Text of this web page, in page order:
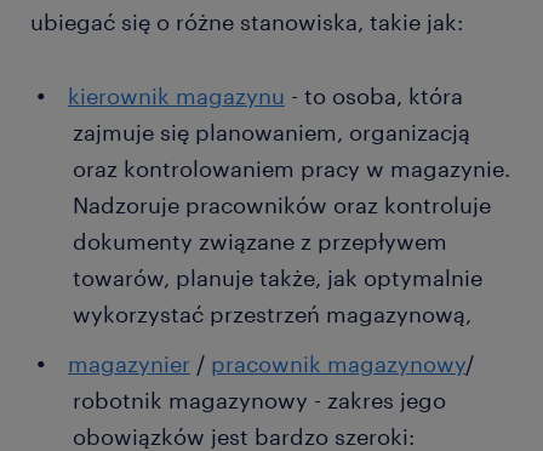
ubiegać się o różne stanowiska, takie jak:
kierownik magazynu - to osoba, która
zajmuje się planowaniem, organizacją
oraz kontrolowaniem pracy w magazynie.
Nadzoruje pracowników oraz kontroluje
dokumenty związane z przepływem
towarów, planuje także, jak optymalnie
wykorzystać przestrzeń magazynową,
magazynier / pracownik magazynowy/
robotnik magazynowy - zakres jego
obowiązków jest bardzo szeroki: